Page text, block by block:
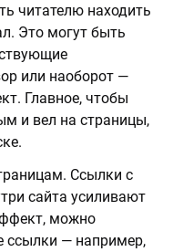
читателю находить
Это могут быть
или наоборот —
Главное, чтобы
и вел на страницы,
Ссылки с
сайта усиливают
можно
ссылки — например,